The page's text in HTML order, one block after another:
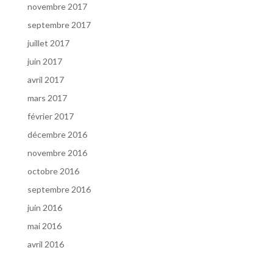
novembre 2017
septembre 2017
juillet 2017
juin 2017
avril 2017
mars 2017
février 2017
décembre 2016
novembre 2016
octobre 2016
septembre 2016
juin 2016
mai 2016
avril 2016